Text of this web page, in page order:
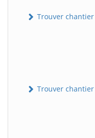
Trouver
Trouver